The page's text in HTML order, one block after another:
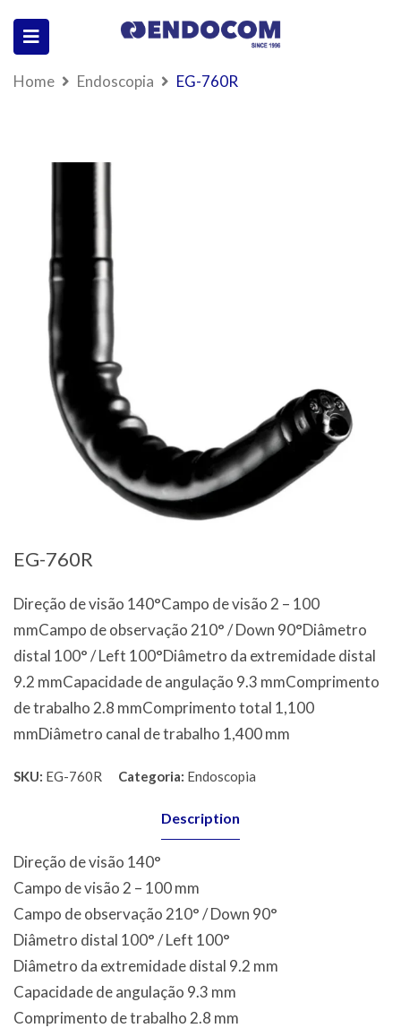
Home Endoscopia EG-760R
EG-760R
Direção de visão 140°Campo de visão 2 – 100
mmCampo de observação 210° / Down 90°Diâmetro
distal 100° / Left 100°Diâmetro da extremidade distal
9.2 mmCapacidade de angulação 9.3 mmComprimento
de trabalho 2.8 mmComprimento total 1,100
mmDiâmetro canal de trabalho 1,400 mm
SKU: EG-760R Categoria: Endoscopia
Description
Direção de visão 140°
Campo de visão 2 – 100 mm
Campo de observação 210° / Down 90°
Diâmetro distal 100° / Left 100°
Diâmetro da extremidade distal 9.2 mm
Capacidade de angulação 9.3 mm
Comprimento de trabalho 2.8 mm